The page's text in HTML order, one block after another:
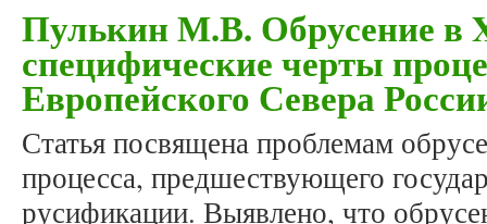
Пулькин М.В. Обрусение в
специфические черты
Европейского Севера
Статья посвящена проблемам
процесса, предшествующего
русификации. Выявлено, что